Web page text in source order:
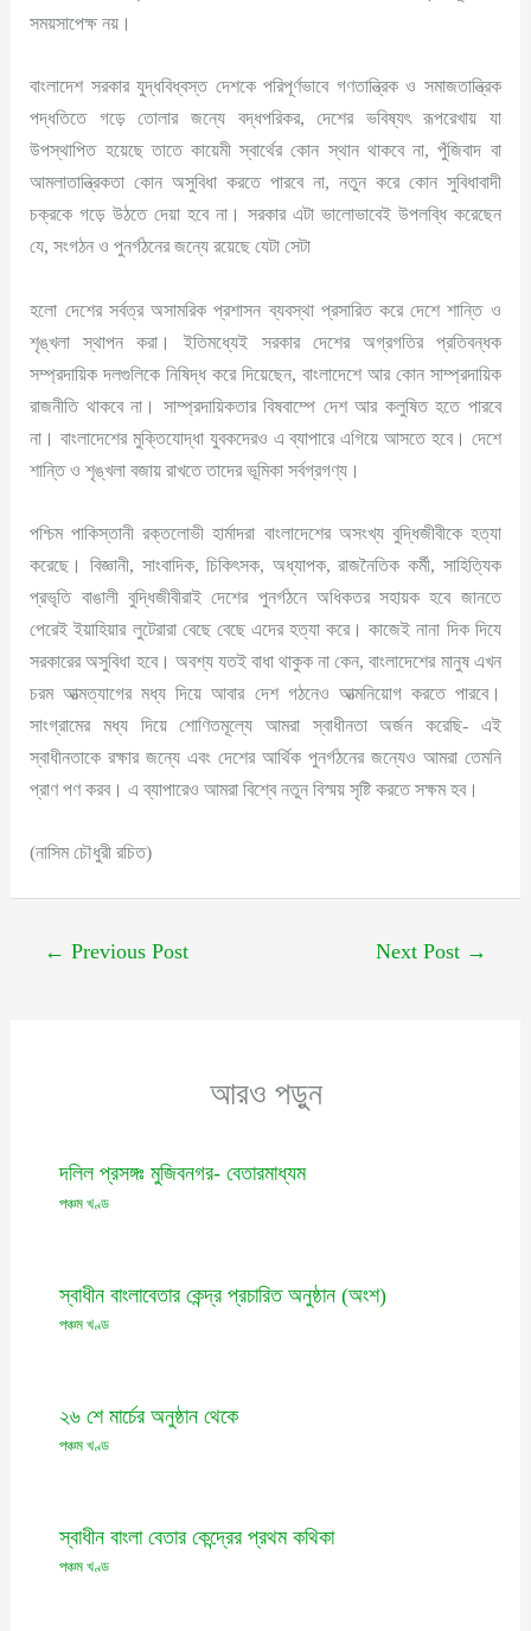
সময়সাপেক্ষ নয়।
বাংলাদেশ সরকার যুদ্ধবিধ্বস্ত দেশকে পরিপূর্ণভাবে গণতান্ত্রিক ও সমাজতান্ত্রিক
পদ্ধতিতে গড়ে তোলার জন্যে বদ্ধপরিকর, দেশের ভবিষ্যৎ রূপরেখায় যা
উপস্থাপিত হয়েছে তাতে কায়েমী স্বার্থের কোন স্থান থাকবে না, পুঁজিবাদ বা
আমলাতান্ত্রিকতা কোন অসুবিধা করতে পারবে না, নতুন করে কোন সুবিধাবাদী
চক্রকে গড়ে উঠতে দেয়া হবে না। সরকার এটা ভালোভাবেই উপলব্ধি করেছেন
যে, সংগঠন ও পুনর্গঠনের জন্যে রয়েছে যেটা সেটা
হলো দেশের সর্বত্র অসামরিক প্রশাসন ব্যবস্থা প্রসারিত করে দেশে শান্তি ও
শৃঙ্খলা স্থাপন করা। ইতিমধ্যেই সরকার দেশের অগ্রগতির প্রতিবন্ধক
সম্প্রদায়িক দলগুলিকে নিষিদ্ধ করে দিয়েছেন, বাংলাদেশে আর কোন সাম্প্রদায়িক
রাজনীতি থাকবে না। সাম্প্রদায়িকতার বিষবাম্পে দেশ আর কলুষিত হতে পারবে
না। বাংলাদেশের মুক্তিযোদ্ধা যুবকদেরও এ ব্যাপারে এগিয়ে আসতে হবে। দেশে
শান্তি ও শৃঙ্খলা বজায় রাখতে তাদের ভূমিকা সর্বগ্রগণ্য।
পশ্চিম পাকিস্তানী রক্তলোভী হার্মাদরা বাংলাদেশের অসংখ্য বুদ্ধিজীবীকে হত্যা
করেছে। বিজ্ঞানী, সাংবাদিক, চিকিৎসক, অধ্যাপক, রাজনৈতিক কর্মী, সাহিত্যিক
প্রভৃতি বাঙালী বুদ্ধিজীবীরাই দেশের পুনর্গঠনে অধিকতর সহায়ক হবে জানতে
পেরেই ইয়াহিয়ার লুটেরারা বেছে বেছে এদের হত্যা করে। কাজেই নানা দিক দিযে
সরকারের অসুবিধা হবে। অবশ্য যতই বাধা থাকুক না কেন, বাংলাদেশের মানুষ এখন
চরম আত্মত্যাগের মধ্য দিয়ে আবার দেশ গঠনেও আত্মনিয়োগ করতে পারবে।
সাংগ্রামের মধ্য দিয়ে শোণিতমূল্যে আমরা স্বাধীনতা অর্জন করেছি- এই
স্বাধীনতাকে রক্ষার জন্যে এবং দেশের আর্থিক পুনর্গঠনের জন্যেও আমরা তেমনি
প্রাণ পণ করব। এ ব্যাপারেও আমরা বিশ্বে নতুন বিস্ময় সৃষ্টি করতে সক্ষম হব।
(নাসিম চৌধুরী রচিত)
← Previous Post Next Post →
আরও পড়ুন
দলিল প্রসঙ্গঃ মুজিবনগর- বেতারমাধ্যম
পঞ্চম খণ্ড
স্বাধীন বাংলাবেতার কেন্দ্র প্রচারিত অনুষ্ঠান (অংশ)
পঞ্চম খণ্ড
২৬ শে মার্চের অনুষ্ঠান থেকে
পঞ্চম খণ্ড
স্বাধীন বাংলা বেতার কেন্দ্রের প্রথম কথিকা
পঞ্চম খণ্ড